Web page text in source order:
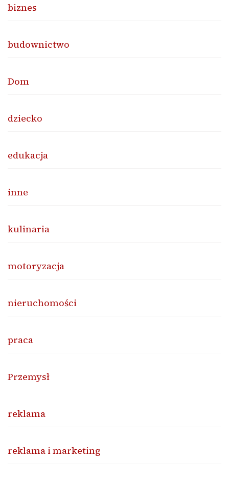
biznes
budownictwo
Dom
dziecko
edukacja
inne
kulinaria
motoryzacja
nieruchomości
praca
Przemysł
reklama
reklama i marketing